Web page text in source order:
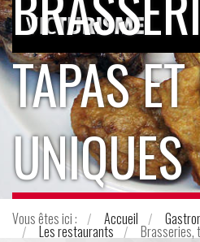
DÉCOUVRIR VIC
DES PROPOSITIONS POUR TOUT LE
GASTRONOMIE / LIEUX
GUIDE PRATIQUE
TAPAS
UNIQUES
Vous êtes ici : Accueil
Les restaurants Brasseries,